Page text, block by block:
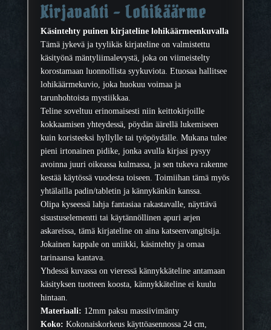
ä
ä
r
m
e
m
ä
ä
r
ä
Kirjavahti – Lohikäärme
Käsintehty puinen kirjateline lohikäärmeenkuvalla
Tämä jykevä ja tyylikäs kirjateline on valmistettu
käsityönä mäntyliimalevystä, joka on viimeistelty
korostamaan luonnollista syykuviota. Etuosaa hallitsee
lohikäärmekuvio, joka huokuu voimaa ja
tarunhohtoista mystiikkaa.
Teline soveltuu erinomaisesti niin keittokirjoille
kokkaamisen yhteydessä, pöydän äärellä lukemiseen
kuin koristeeksi hyllylle tai työpöydälle. Mukana tulee
pieni irtonainen pidike, jonka avulla kirjasi pysyy
avoinna juuri oikeassa kulmassa, ja sen tukeva rakenne
kestää käytössä vuodesta toiseen. Toimiihan tämä myös
yhtälailla padin/tabletin ja kännykänkin kanssa.
Olipa kyseessä lahja fantasiaa rakastavalle, näyttävä
sisustuselementti tai käytännöllinen apuri arjen
askareissa, tämä kirjateline on aina katseenvangitsija.
Jokainen kappale on uniikki, käsintehty ja omaa
tarinaansa kantava.
Yhdessä kuvassa on vieressä kännykkäteline antamaan
käsityksen tuotteen koosta, kännykkäteline ei kuulu
hintaan.
Materiaali: 12mm paksu massiivimänty
Koko: Kokonaiskorkeus käyttöasennossa 24 cm,